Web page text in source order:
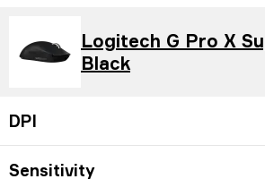
Logitech G Pro X
Black
DPI
Sensitivity